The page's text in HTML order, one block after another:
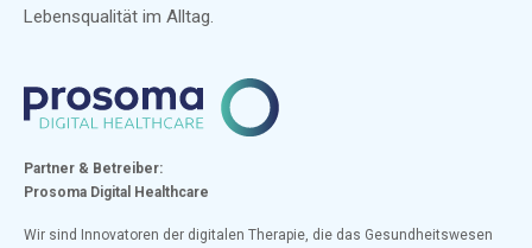
Lebensqualität im Alltag.
Partner & Betreiber:
Prosoma Digital Healthcare
Wir sind Innovatoren der digitalen Therapie, die das Gesundheitswesen